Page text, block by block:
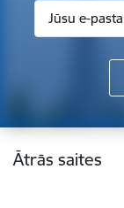
Kājene
Ātrās saites